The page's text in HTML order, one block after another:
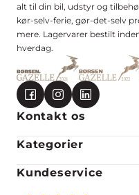
alt til din bil, udstyr og
kør-selv-ferie, gør-det-selv
mere. Lagervarer bestilt
hverdag.
Kontakt os
Kategorier
Kundeservice